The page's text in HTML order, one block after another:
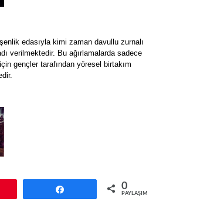
edasıyla kimi zaman davullu zurnalı
verilmektedir. Bu ağırlamalarda sadece
gençler tarafından yöresel birtakım
0
PAYLAŞIMLAR